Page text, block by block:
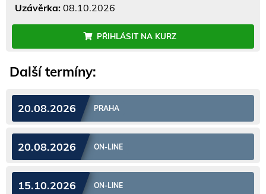
Uzávěrka: 08.10.2026
PŘIHLÁSIT NA KURZ
Další termíny:
20.08.2026 PRAHA
20.08.2026 ON-LINE
15.10.2026 ON-LINE